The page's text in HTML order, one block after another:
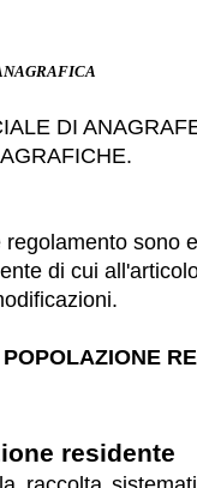
DI
sono
di cui
residente